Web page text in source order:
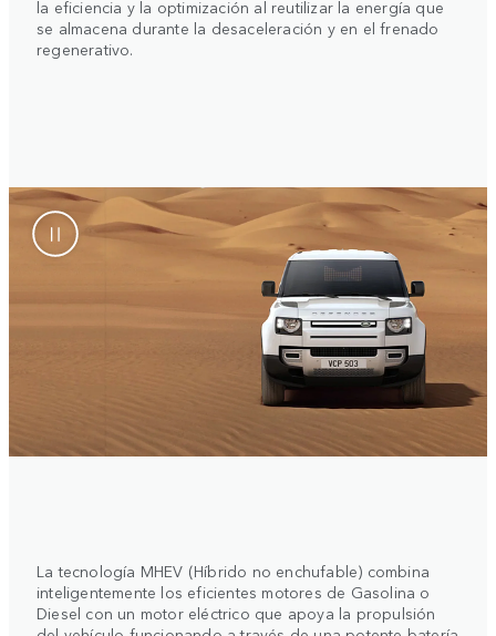
la eficiencia y la optimización al reutilizar la energía que
se almacena durante la desaceleración y en el frenado
regenerativo.
La tecnología MHEV (Híbrido no enchufable) combina
inteligentemente los eficientes motores de Gasolina o
Diesel con un motor eléctrico que apoya la propulsión